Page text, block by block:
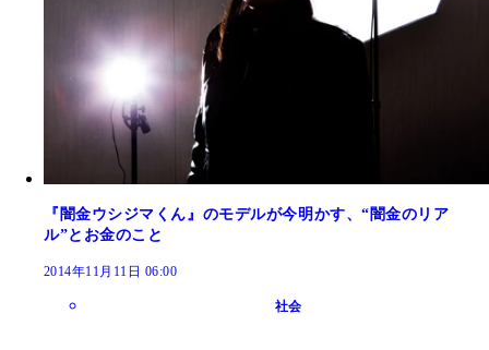
『闇金ウシジマくん』のモデルが今明かす、“闇金のリア
ル”とお金のこと
2014年11月11日 06:00
社会